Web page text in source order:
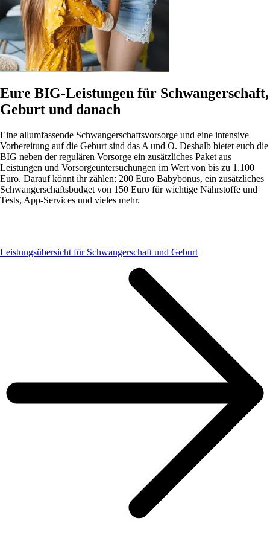
Eure BIG-Leistungen für Schwangerschaft,
Geburt und danach
Eine allumfassende Schwangerschaftsvorsorge und eine intensive
Vorbereitung auf die Geburt sind das A und O. Deshalb bietet euch die
BIG neben der regulären Vorsorge ein zusätzliches Paket aus
Leistungen und Vorsorgeuntersuchungen im Wert von bis zu 1.100
Euro. Darauf könnt ihr zählen: 200 Euro Babybonus, ein zusätzliches
Schwangerschaftsbudget von 150 Euro für wichtige Nährstoffe und
Tests, App-Services und vieles mehr.
Leistungsübersicht für Schwangerschaft und Geburt